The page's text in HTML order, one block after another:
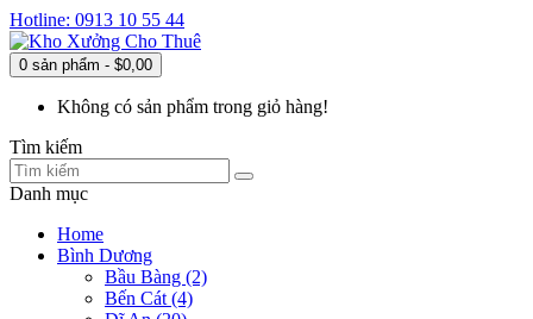
Hotline: 0913 10 55 44
0 sản phẩm - $0,00
Không có sản phẩm trong giỏ hàng!
Tìm kiếm
Danh mục
Home
Bình Dương
Bầu Bàng (2)
Bến Cát (4)